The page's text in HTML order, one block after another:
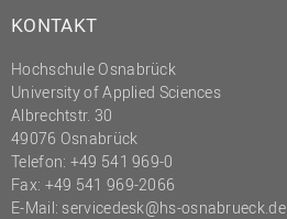
Präsidialbüro
Projekte des Präsidiums
Projektmanagement Office
(PMO)
Prozessmanagement
KONTAKT
Hochschule Osnabrück
University of Applied Sciences
Albrechtstr. 30
49076 Osnabrück
Telefon: +49 541 969-0
Fax: +49 541 969-2066
E-Mail: servicedesk@hs-osnabrueck.de